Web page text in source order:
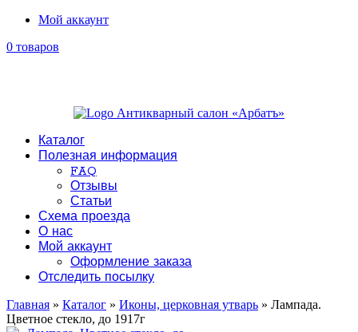
Мой аккаунт
0 товаров
Каталог
Полезная информация
FAQ
Отзывы
Статьи
Схема проезда
О нас
Мой аккаунт
Оформление заказа
Отследить посылку
Главная » Каталог » Иконы, церковная утварь » Лампада.
Цветное стекло, до 1917г